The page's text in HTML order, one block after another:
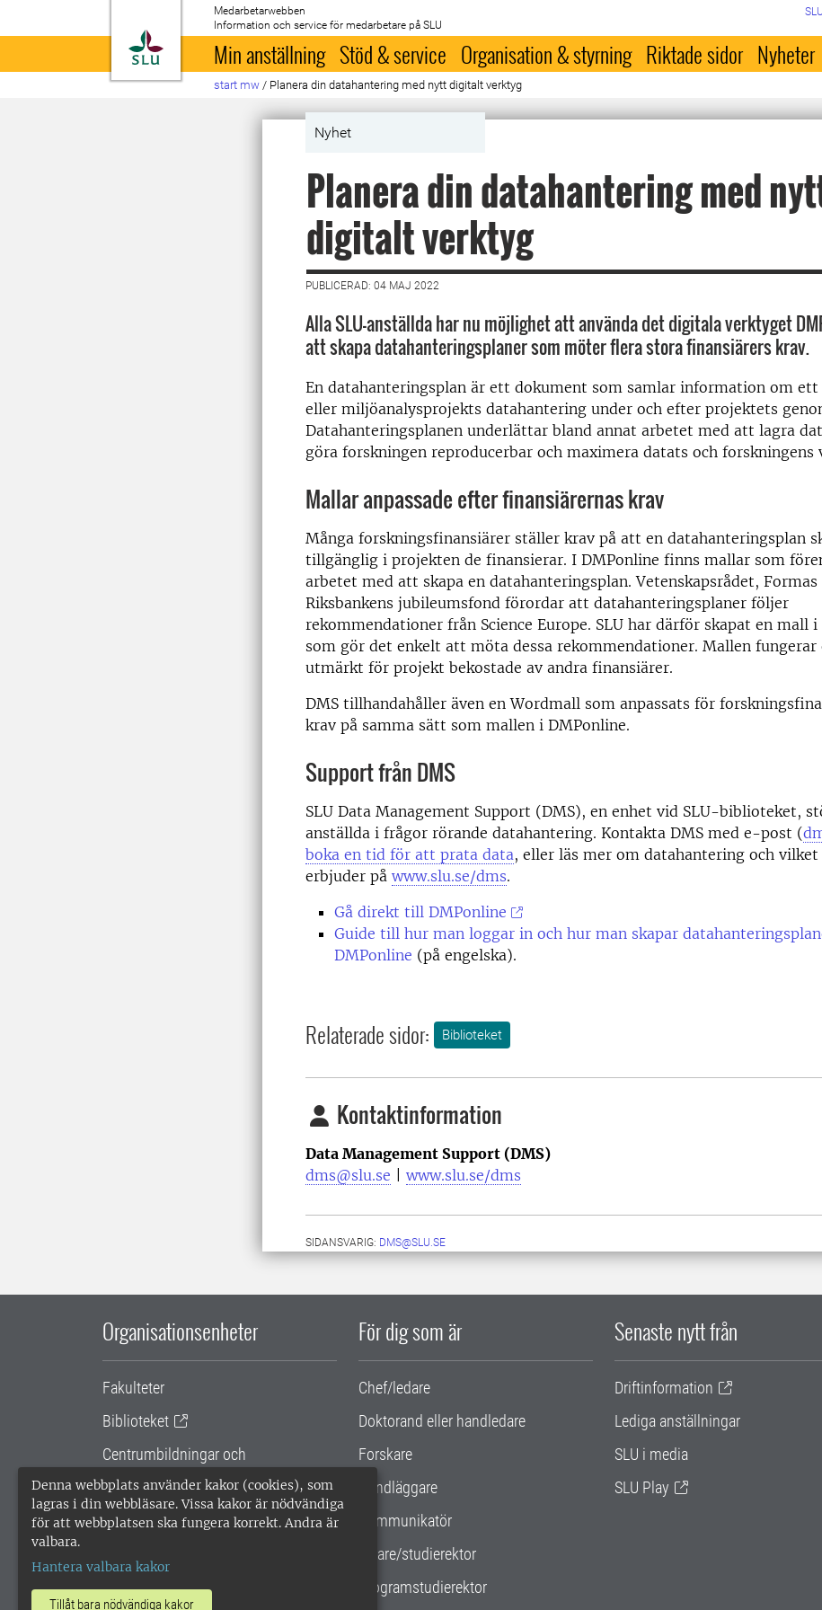
Denna webbplats använder kakor (cookies), som
lagras i din webbläsare. Vissa kakor är nödvändiga
för att webbplatsen ska fungera korrekt. Andra är
valbara.
Hantera valbara kakor
Tillåt bara nödvändiga kakor
Till startsida
Medarbetarwebben
Information och service för medarbetare på SLU
Min anställning Stöd & service Organisation & styrning Riktade sidor Nyheter
start mw / Planera din datahantering med nytt digitalt verktyg
Nyhet
Planera din datahantering med
digitalt verktyg
PUBLICERAD: 04 MAJ 2022
Alla SLU-anställda har nu möjlighet att använda det digitala verktyget
att skapa datahanteringsplaner som möter flera stora finansiärers krav.
En datahanteringsplan är ett dokument som samlar information om
eller miljöanalysprojekts datahantering under och efter projektets
Datahanteringsplanen underlättar bland annat arbetet med att lagra
göra forskningen reproducerbar och maximera datats och forskningens
Mallar anpassade efter finansiärernas krav
Många forskningsfinansiärer ställer krav på att en datahanteringsplan
tillgänglig i projekten de finansierar. I DMPonline finns mallar som
arbetet med att skapa en datahanteringsplan. Vetenskapsrådet, Formas
Riksbankens jubileumsfond förordar att datahanteringsplaner följer
rekommendationer från Science Europe. SLU har därför skapat en mall i
som gör det enkelt att möta dessa rekommendationer. Mallen fungerar
utmärkt för projekt bekostade av andra finansiärer.
DMS tillhandahåller även en Wordmall som anpassats för
krav på samma sätt som mallen i DMPonline.
Support från DMS
SLU Data Management Support (DMS), en enhet vid SLU-biblioteket,
anställda i frågor rörande datahantering. Kontakta DMS med e-post (
boka en tid för att prata data, eller läs mer om datahantering och vilket
erbjuder på www.slu.se/dms.
Gå direkt till DMPonline
Guide till hur man loggar in och hur man skapar
DMPonline (på engelska).
Relaterade sidor: Biblioteket
Kontaktinformation
Data Management Support (DMS)
dms@slu.se
www.slu.se/dms
SIDANSVARIG: DMS@SLU.SE
Organisationsenheter
Fakulteter
Biblioteket
Centrumbildningar och
samarbetsprojekt
Gemensamma verksamhetsstödet
För dig som är
Chef/ledare
Doktorand eller handledare
Forskare
Handläggare
Kommunikatör
Lärare/studierektor
Programstudierektor
Senaste nytt från
Driftinformation
Lediga anställningar
SLU i media
SLU Play